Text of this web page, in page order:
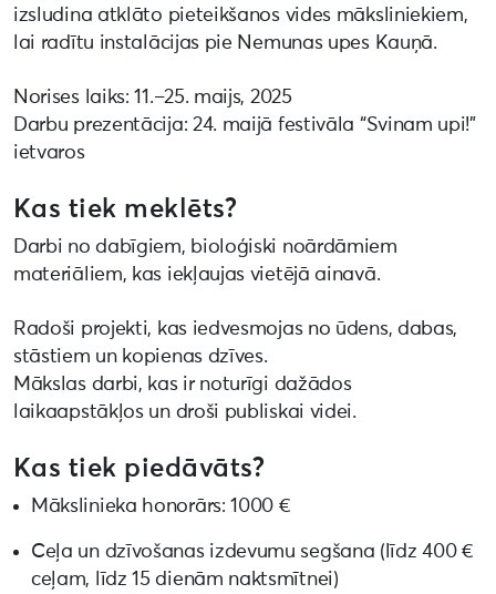
izsludina atklāto pieteikšanos vides māksliniekiem,
lai radītu instalācijas pie Nemunas upes Kauņā.
Norises laiks: 11.–25. maijs, 2025
Darbu prezentācija: 24. maijā festivāla “Svinam upi!”
ietvaros
Kas tiek meklēts?
Darbi no dabīgiem, bioloģiski noārdāmiem
materiāliem, kas iekļaujas vietējā ainavā.
Radoši projekti, kas iedvesmojas no ūdens, dabas,
stāstiem un kopienas dzīves.
Mākslas darbi, kas ir noturīgi dažādos
laikaapstākļos un droši publiskai videi.
Kas tiek piedāvāts?
Mākslinieka honorārs: 1000 €
Ceļa un dzīvošanas izdevumu segšana (līdz 400 €
ceļam, līdz 15 dienām naktsmītnei)